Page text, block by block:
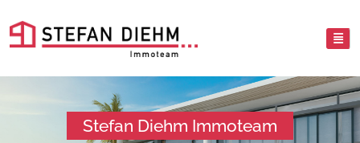
Stefan Diehm Immoteam